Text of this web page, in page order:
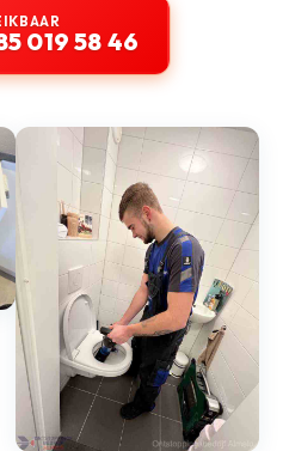
019 58 46